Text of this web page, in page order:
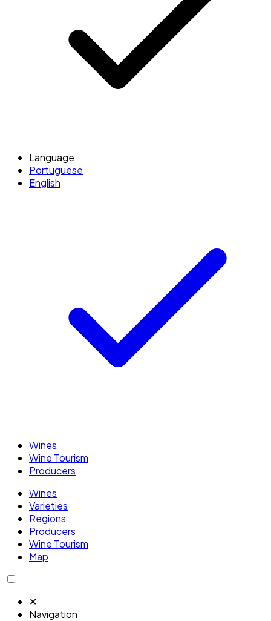
Language
Portuguese
English
Wines
Wine Tourism
Producers
Wines
Varieties
Regions
Producers
Wine Tourism
Map
✕
Navigation